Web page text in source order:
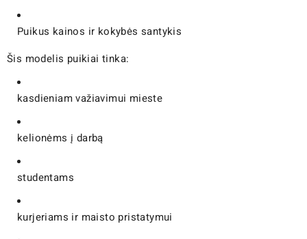
Puikus kainos ir kokybės santykis
Šis modelis puikiai tinka:
kasdieniam važiavimui mieste
kelionėms į darbą
studentams
kurjeriams ir maisto pristatymui